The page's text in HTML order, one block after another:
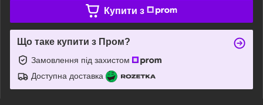
Купити з
Що таке купити з Пром?
Замовлення під захистом
Доступна доставка